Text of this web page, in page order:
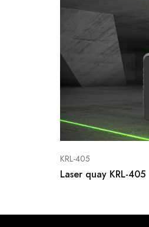
KRL-405
Laser quay KRL-405